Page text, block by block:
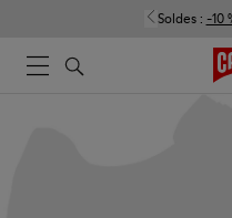
Soldes : -10